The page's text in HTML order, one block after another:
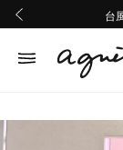
熊
台
熊